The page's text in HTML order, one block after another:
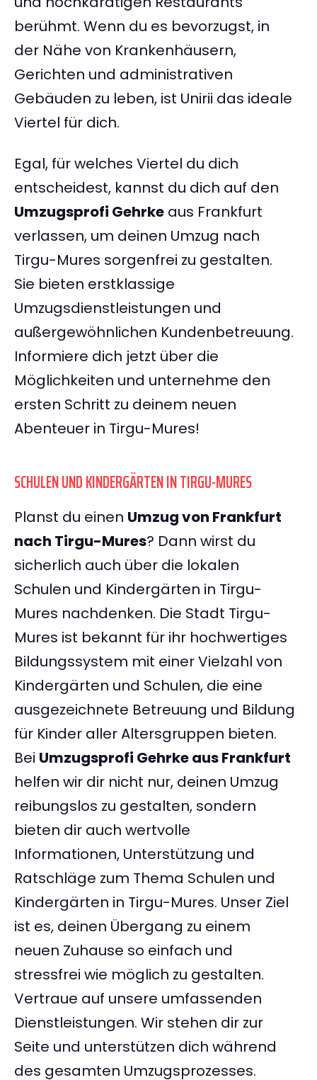
berühmt. Wenn du es bevorzugst, in
der Nähe von Krankenhäusern,
Gerichten und administrativen
Gebäuden zu leben, ist Unirii das ideale
Viertel für dich.
Egal, für welches Viertel du dich
entscheidest, kannst du dich auf den
Umzugsprofi Gehrke aus Frankfurt
verlassen, um deinen Umzug nach
Tirgu-Mures sorgenfrei zu gestalten.
Sie bieten erstklassige
Umzugsdienstleistungen und
außergewöhnlichen Kundenbetreuung.
Informiere dich jetzt über die
Möglichkeiten und unternehme den
ersten Schritt zu deinem neuen
Abenteuer in Tirgu-Mures!
SCHULEN UND KINDERGÄRTEN IN TIRGU-MURES
Planst du einen Umzug von Frankfurt
nach Tirgu-Mures? Dann wirst du
sicherlich auch über die lokalen
Schulen und Kindergärten in Tirgu-
Mures nachdenken. Die Stadt Tirgu-
Mures ist bekannt für ihr hochwertiges
Bildungssystem mit einer Vielzahl von
Kindergärten und Schulen, die eine
ausgezeichnete Betreuung und Bildung
für Kinder aller Altersgruppen bieten.
Bei Umzugsprofi Gehrke aus Frankfurt
helfen wir dir nicht nur, deinen Umzug
reibungslos zu gestalten, sondern
bieten dir auch wertvolle
Informationen, Unterstützung und
Ratschläge zum Thema Schulen und
Kindergärten in Tirgu-Mures. Unser Ziel
ist es, deinen Übergang zu einem
neuen Zuhause so einfach und
stressfrei wie möglich zu gestalten.
Vertraue auf unsere umfassenden
Dienstleistungen. Wir stehen dir zur
Seite und unterstützen dich während
des gesamten Umzugsprozesses.